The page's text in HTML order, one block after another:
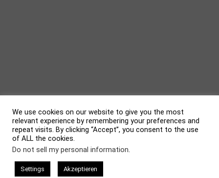
evolvetheme by Theme4Press • Powered by
We use cookies on our website to give you the most
relevant experience by remembering your preferences and
repeat visits. By clicking “Accept”, you consent to the use
of ALL the cookies.
Do not sell my personal information.
Settings Akzeptieren